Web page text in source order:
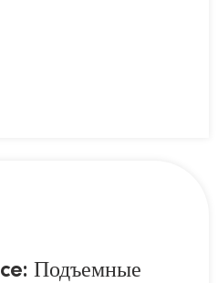
Подъемные